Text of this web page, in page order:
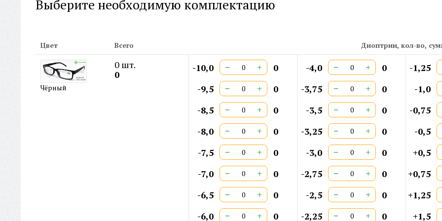
Выберите необходимую комплектацию
Цвет Всего Диоптрии, кол-во,
Чёрный
0шт.
0
-10,0 − +
0
-9,5
− +
0
-8,5
− +
0
-8,0
− +
0
-7,5
− +
0
-7,0
− +
0
-6,5
− +
0
-6,0
− +
0
-4,0 − +
0
-3,75
− +
0
-3,5
− +
0
-3,25
− +
0
-3,0
− +
0
-2,75
− +
0
-2,5
− +
0
-2,25
− +
0
-1,25
-1,0
-0,75
-0,5
+0,5
+0,75
+1,25
+1,5